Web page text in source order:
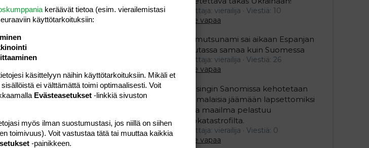
Aloittaja: vierailija
Viestiä: 10
Aihe vapaa
Mamutsunami sai aikaan Espanjan
Ceutassa samaa kuin Suomessa
Aloittaja: vierailija
Viestiä: 26
Aihe vapaa
Helsingin Sanomissa kehotetaan
suomalaisia jäämään lapsettomiksi
jotta maailma pelastuu
ekokatastrofilta.
Aloittaja: vierailija
Viestiä: 0
Aihe vapaa
keräävät tietoa (esim. vierailemis­tasi
käyttötarkoituksiin:
käsittelyyn näihin käyttötarkoituksiin. Mikäli et
ei välttämättä toimi optimaalisesti. Voit
Evästeasetukset -linkkiä sivuston
myös ilman suostumustasi, jos niillä on siihen
toimivuus). Voit vastustaa tätä tai muuttaa kaikkia
-painikkeen.